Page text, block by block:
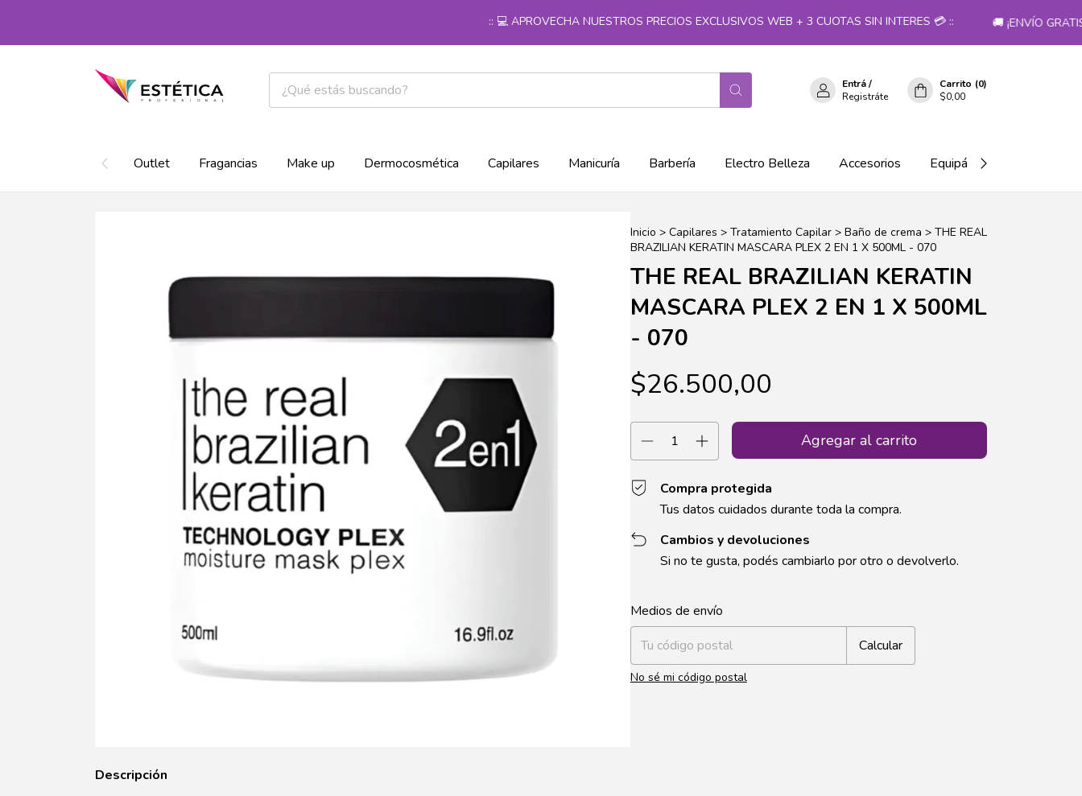
:: 💻 APROVECHA NUESTROS PRECIOS EXCLUSIVOS WEB + 3 CUOTAS SIN INTERES 💳 :: 🚚 ¡ENVÍO GRATIS
Entrá/
Registráte
Carrito (0)
$0,00
Outlet Fragancias Make up Dermocosmética Capilares Manicuría Barbería Electro Belleza Accesorios Equipá tu salón!
Inicio > Capilares > Tratamiento Capilar > Baño de crema > THE REAL
BRAZILIAN KERATIN MASCARA PLEX 2 EN 1 X 500ML - 070
THE REAL BRAZILIAN KERATIN
MASCARA PLEX 2 EN 1 X 500ML
- 070
$26.500,00
Compra protegida
Tus datos cuidados durante toda la compra.
Cambios y devoluciones
Si no te gusta, podés cambiarlo por otro o devolverlo.
Entregas para el CP:
Medios de envío
Calcular
No sé mi código postal
Descripción